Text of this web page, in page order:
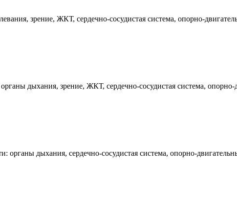
зрение, ЖКТ, сердечно-сосудистая система, опорно-
дыхания, зрение, ЖКТ, сердечно-сосудистая система,
органы дыхания, сердечно-сосудистая система, опорно-